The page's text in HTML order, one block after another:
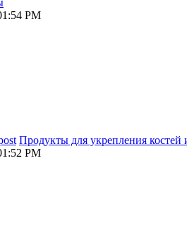
PM
Продукты для укрепления костей
PM